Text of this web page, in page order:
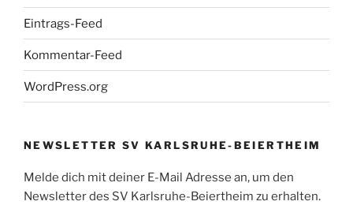
Eintrags-Feed
Kommentar-Feed
WordPress.org
NEWSLETTER SV KARLSRUHE-BEIERTHEIM
Melde dich mit deiner E-Mail Adresse an, um den
Newsletter des SV Karlsruhe-Beiertheim zu erhalten.